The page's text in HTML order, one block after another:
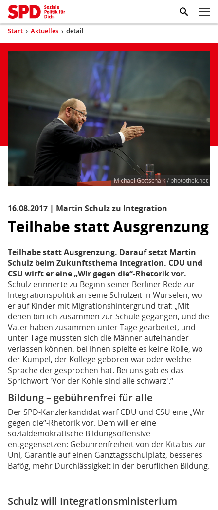
Kopfbereich
Sprungmarken-
Navigation
Hauptnavigation
Sie
sind
Start › Aktuelles › detail
Inhaltsbereich
Michael Gottschalk / photothek.net
16.08.2017 | Martin Schulz zu Integration
Teilhabe statt Ausgrenzung
Teilhabe statt Ausgrenzung. Darauf setzt Martin
Schulz beim Zukunftsthema Integration. CDU und
CSU wirft er eine „Wir gegen die“-Rhetorik vor.
Schulz erinnerte zu Beginn seiner Berliner Rede zur
Integrationspolitik an seine Schulzeit in Würselen, wo
er auf Kinder mit Migrationshintergrund traf: „Mit
denen bin ich zusammen zur Schule gegangen, und die
Väter haben zusammen unter Tage gearbeitet, und
unter Tage mussten sich die Männer aufeinander
verlassen können, bei ihnen spielte es keine Rolle, wo
der Kumpel, der Kollege geboren war oder welche
Sprache der gesprochen hat. Bei uns gab es das
Sprichwort 'Vor der Kohle sind alle schwarz'.“
Bildung – gebührenfrei für alle
Der SPD-Kanzlerkandidat warf CDU und CSU eine „Wir
gegen die“-Rhetorik vor. Dem will er eine
sozialdemokratische Bildungsoffensive
entgegensetzen: Gebührenfreiheit von der Kita bis zur
Uni, Garantie auf einen Ganztagsschulplatz, besseres
Bafög, mehr Durchlässigkeit in der beruflichen Bildung.
Schulz will Integrationsministerium